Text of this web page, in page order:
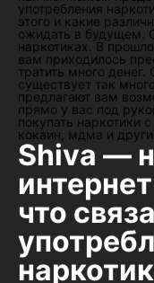
употребления
этого и какие
ожидать в будущем.
наркотиках. В
вам приходилось
тратить много
существует так
предлагают вам
прямо у вас под
покупать
кокаин, мдма и
Shiva —
что